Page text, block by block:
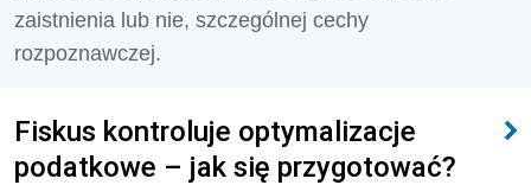
zaistnienia lub nie, szczególnej cechy
rozpoznawczej.
Fiskus kontroluje optymalizacje
podatkowe – jak się przygotować?